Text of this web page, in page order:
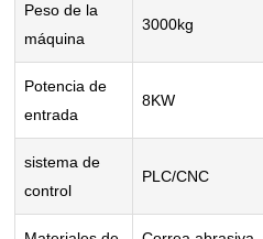
Peso de la
máquina
3000kg
Potencia de
entrada
8KW
sistema de
control
PLC/CNC